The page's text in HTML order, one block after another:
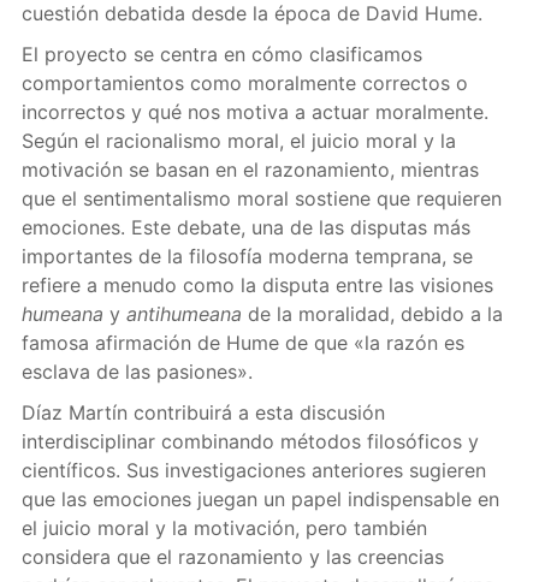
cuestión debatida desde la época de David Hume.
El proyecto se centra en cómo clasificamos
comportamientos como moralmente correctos o
incorrectos y qué nos motiva a actuar moralmente.
Según el racionalismo moral, el juicio moral y la
motivación se basan en el razonamiento, mientras
que el sentimentalismo moral sostiene que requieren
emociones. Este debate, una de las disputas más
importantes de la filosofía moderna temprana, se
refiere a menudo como la disputa entre las visiones
humeana y antihumeana de la moralidad, debido a la
famosa afirmación de Hume de que «la razón es
esclava de las pasiones».
Díaz Martín contribuirá a esta discusión
interdisciplinar combinando métodos filosóficos y
científicos. Sus investigaciones anteriores sugieren
que las emociones juegan un papel indispensable en
el juicio moral y la motivación, pero también
considera que el razonamiento y las creencias